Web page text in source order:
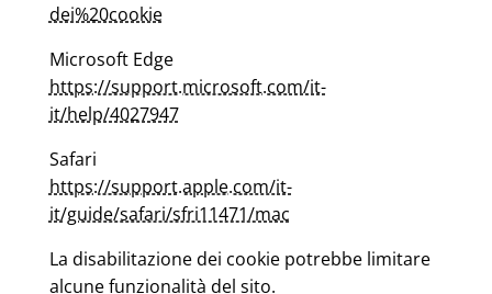
dei%20cookie
Microsoft Edge
https://support.microsoft.com/it-
it/help/4027947
Safari
https://support.apple.com/it-
it/guide/safari/sfri11471/mac
La disabilitazione dei cookie potrebbe limitare
alcune funzionalità del sito.